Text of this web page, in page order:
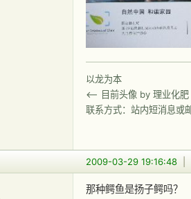
以龙为本
<-- 目前头像 by 理业化肥
联系方式：站内短消息或
2009-03-29 19:16:48
那种鳄鱼是扬子鳄吗？